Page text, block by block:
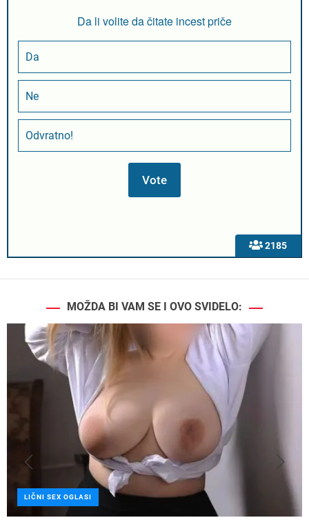
2185
Da li volite da čitate incest priče
Da
Ne
Odvratno!
MOŽDA BI VAM SE I OVO SVIDELO:
LIČNI SEX OGLASI